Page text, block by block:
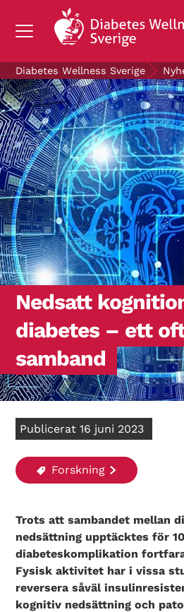
OM DIABETES
STÖD OSS
FORSKNING
NYHETER & EVENT
OM OSS
GRATIS DIABETESPRODUKTER
Blodsockerkollen
Diabetes Wellness Sverige
Nedsatt
diabetes – ett
samband
Publicerat 16 juni 2023
Forskning
Trots att sambandet mellan
nedsättning upptäcktes för
diabeteskomplikation
Fysisk aktivitet har i vissa
reversera såväl
kognitiv nedsättning och